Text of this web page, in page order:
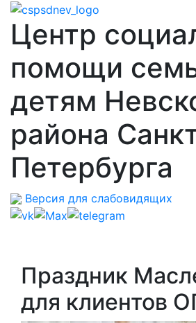
Центр
помощи
детям
района
Петербурга
Версия для слабовидящих
Праздник
для клиентов